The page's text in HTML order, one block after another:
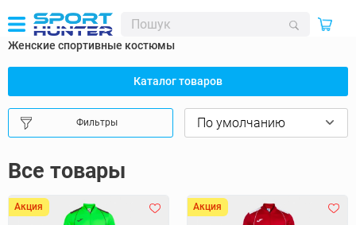
Женские спортивные костюмы
Каталог товаров
Фильтры
Все товары
Акция Акция